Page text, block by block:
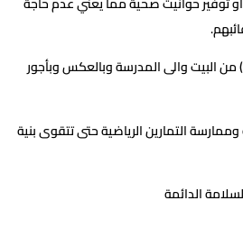
من البيت والى المدرسة وبالعكس وبأجور
التمارين الرياضية حتى تتقوى بنية
الدائمة